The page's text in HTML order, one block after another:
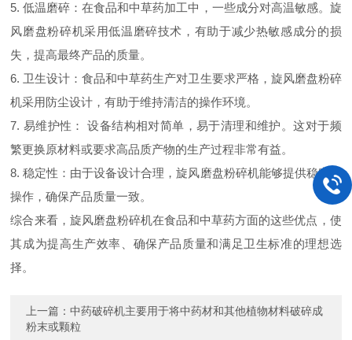
5. 低温磨碎：在食品和中草药加工中，一些成分对高温敏感。旋
风磨盘粉碎机采用低温磨碎技术，有助于减少热敏感成分的损
失，提高最终产品的质量。
6. 卫生设计：食品和中草药生产对卫生要求严格，旋风磨盘粉碎
机采用防尘设计，有助于维持清洁的操作环境。
7. 易维护性： 设备结构相对简单，易于清理和维护。这对于频
繁更换原材料或要求高品质产物的生产过程非常有益。
8. 稳定性：由于设备设计合理，旋风磨盘粉碎机能够提供稳定的
操作，确保产品质量一致。
综合来看，旋风磨盘粉碎机在食品和中草药方面的这些优点，使
其成为提高生产效率、确保产品质量和满足卫生标准的理想选
择。
上一篇：中药破碎机主要用于将中药材和其他植物材料破碎成
粉末或颗粒